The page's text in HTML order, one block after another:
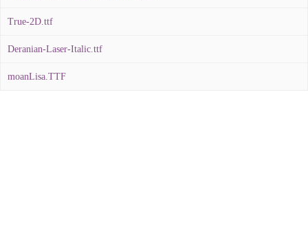
True-2D.ttf
Deranian-Laser-Italic.ttf
moanLisa.TTF